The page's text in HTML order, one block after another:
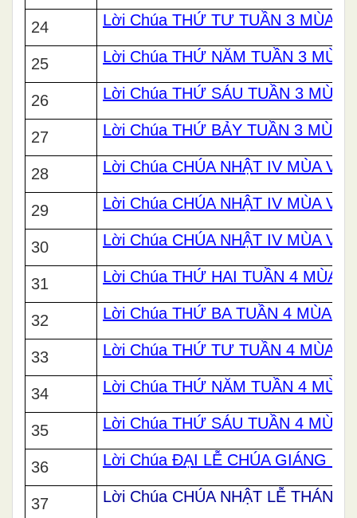
24 Lời Chúa THỨ TƯ TUẦN 3 MÙA
25 Lời Chúa THỨ NĂM TUẦN 3 MÙA
26 Lời Chúa THỨ SÁU TUẦN 3 MÙA
27 Lời Chúa THỨ BẢY TUẦN 3 MÙA
28 Lời Chúa CHÚA NHẬT IV MÙA
29 Lời Chúa CHÚA NHẬT IV MÙA
30 Lời Chúa CHÚA NHẬT IV MÙA
31 Lời Chúa THỨ HAI TUẦN 4 MÙA
32 Lời Chúa THỨ BA TUẦN 4 MÙA
33 Lời Chúa THỨ TƯ TUẦN 4 MÙA
34 Lời Chúa THỨ NĂM TUẦN 4 MÙA
35 Lời Chúa THỨ SÁU TUẦN 4 MÙA
36 Lời Chúa ĐẠI LỄ CHÚA GIÁNG
37 Lời Chúa CHÚA NHẬT LỄ THÁNH